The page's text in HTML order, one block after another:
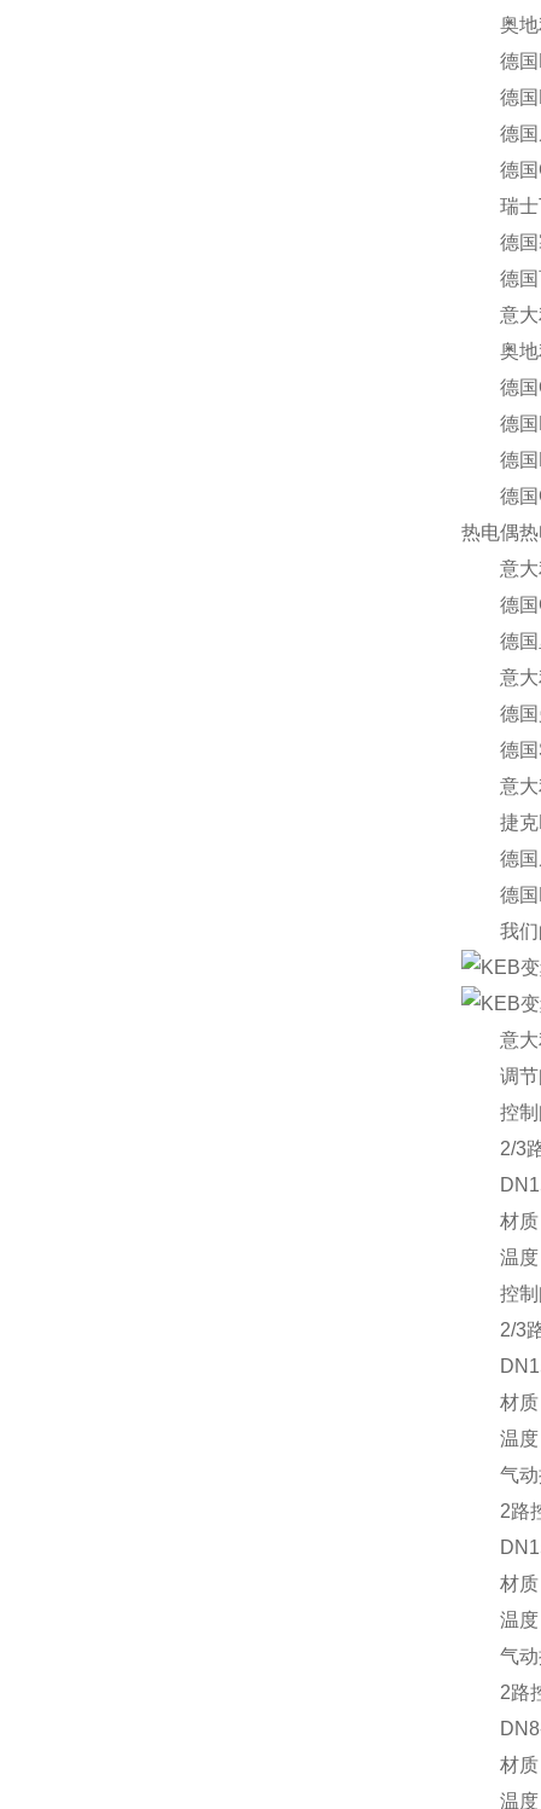
奥地利
德国
德国
德国
德国
瑞士
德国
德国百
意大
奥地利
德国
德国
德国
德国
热电偶
意大利
德国
德国里
意大利
德国曼
德国
意大
捷克
德国威
德国
我们
意大利
调节
控制
2/3路
DN15-
材质：
温度
控制
2/3路
DN15-
材质：
温度
气动
2路控
材质：
温度
气动
2路控
DN8-
材质：
温度